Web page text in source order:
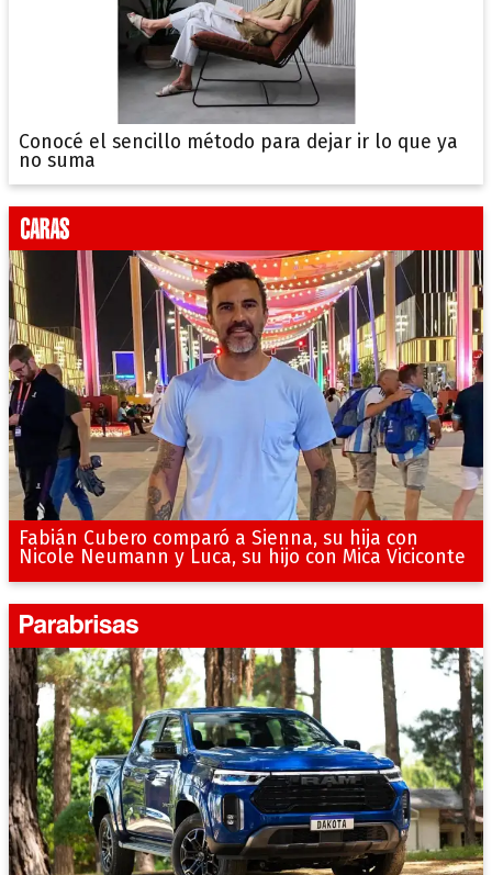
Conocé el sencillo método para dejar ir lo que ya
no suma
Fabián Cubero comparó a Sienna, su hija con
Nicole Neumann y Luca, su hijo con Mica Viciconte